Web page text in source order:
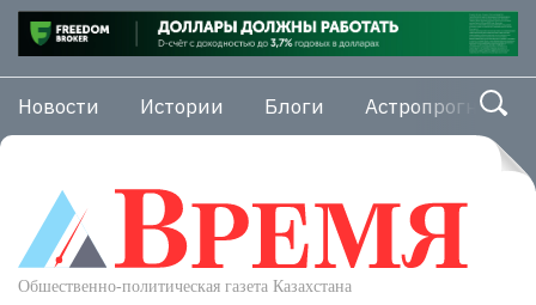
Новости Истории Блоги Астропрогноз